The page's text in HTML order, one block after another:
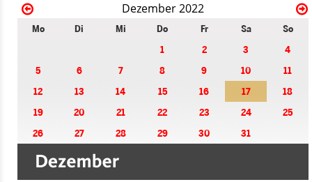
Dezember 2022
Mo Di Mi Do Fr Sa
So
1
2 3
4
5
6 7 8 9 10
11
12
13 14 15 16 17
18
19
20 21 22 23 24
25
26
27 28 29 30 31